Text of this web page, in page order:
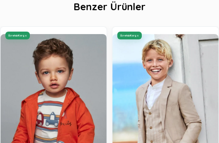
Benzer Ürünler
Ücretsiz Kargo Ücretsiz Kargo